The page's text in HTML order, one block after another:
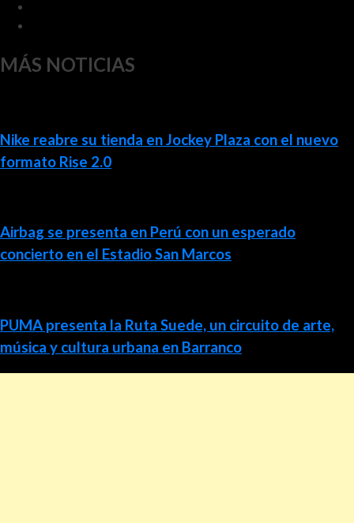
MÁS NOTICIAS
Nike reabre su tienda en Jockey Plaza con el nuevo
formato Rise 2.0
Airbag se presenta en Perú con un esperado
concierto en el Estadio San Marcos
PUMA presenta la Ruta Suede, un circuito de arte,
música y cultura urbana en Barranco